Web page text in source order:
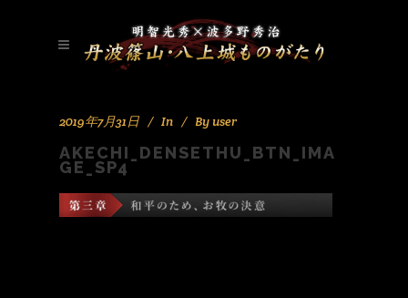
2019年7月31日 In By user
AKECHI_DENSETHU_BTN_IMA
GE_SP4